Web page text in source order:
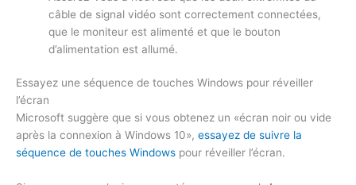
câble de signal vidéo sont correctement connectées,
que le moniteur est alimenté et que le bouton
d’alimentation est allumé.
Essayez une séquence de touches Windows pour réveiller
l’écran
Microsoft suggère que si vous obtenez un «écran noir ou vide
après la connexion à Windows 10», essayez de suivre la
séquence de touches Windows pour réveiller l’écran.